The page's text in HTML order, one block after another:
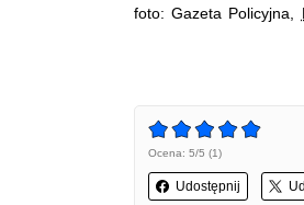
foto: Gazeta Policyjna,
Ocena: 5/5 (1)
Udostępnij